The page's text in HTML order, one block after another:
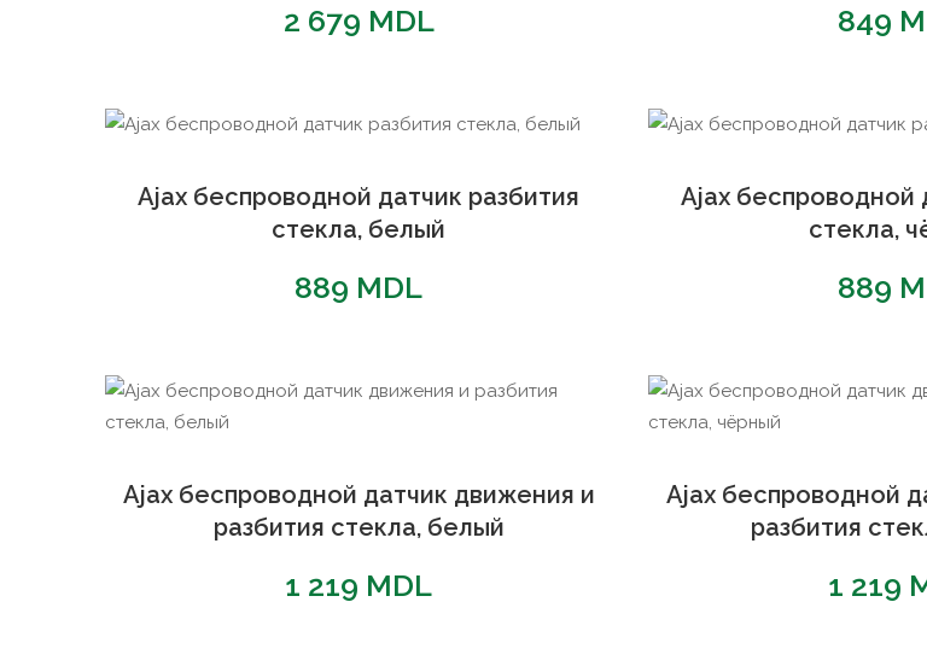
2 679 MDL 849
Ajax беспроводной датчик разбития
стекла, белый
889 MDL
Ajax беспроводной
стекла,
889
Ajax беспроводной датчик движения и
разбития стекла, белый
1 219 MDL
Ajax беспроводной
разбития
1 219